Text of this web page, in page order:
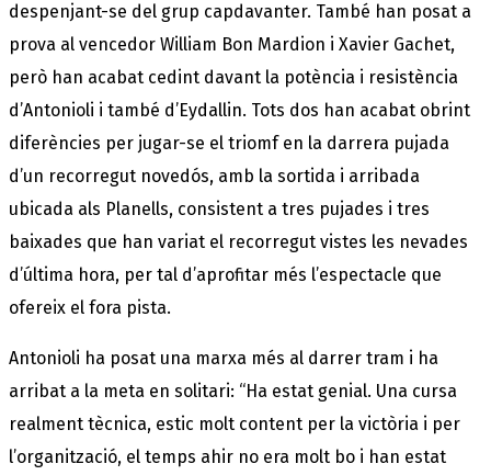
despenjant-se del grup capdavanter. També han posat a
prova al vencedor William Bon Mardion i Xavier Gachet,
però han acabat cedint davant la potència i resistència
d’Antonioli i també d’Eydallin. Tots dos han acabat obrint
diferències per jugar-se el triomf en la darrera pujada
d’un recorregut novedós, amb la sortida i arribada
ubicada als Planells, consistent a tres pujades i tres
baixades que han variat el recorregut vistes les nevades
d’última hora, per tal d’aprofitar més l’espectacle que
ofereix el fora pista.
Antonioli ha posat una marxa més al darrer tram i ha
arribat a la meta en solitari: “Ha estat genial. Una cursa
realment tècnica, estic molt content per la victòria i per
l’organització, el temps ahir no era molt bo i han estat